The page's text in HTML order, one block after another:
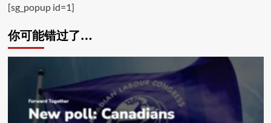
[sg_popup id=1]
你可能错过了…